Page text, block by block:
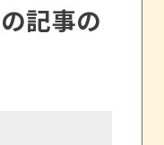
記事の